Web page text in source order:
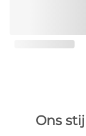
Ons